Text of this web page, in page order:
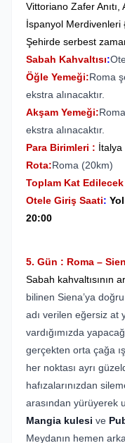
Vittoriano Zafer
İspanyol Merdivenleri
Şehirde serbest
Sabah Kahvaltısı:
Öğle Yemeği:Roma
ekstra alınacaktır.
Akşam Yemeği:
ekstra alınacaktır.
Para Birimleri : İtalya
Rota:Roma (20km)
Toplam Kat
Otele Giriş Saati:
20:00
5. Gün : Roma –
Sabah kahvaltısının
bilinen Siena’ya
adı verilen eğersiz at
vardığımızda
gerçekten orta çağa
her noktası ayrı
hafızalarınızdan
arasından yürüyerek
Mangia kulesi ve
Meydanın hemen